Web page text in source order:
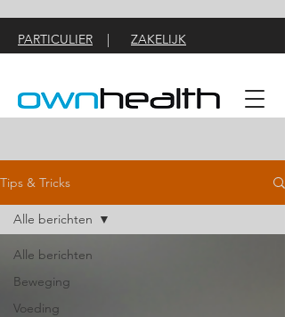
PARTICULIER | ZAKELIJK
Tips & Tricks
Alle berichten
Beweging
Voeding
Alle berichten